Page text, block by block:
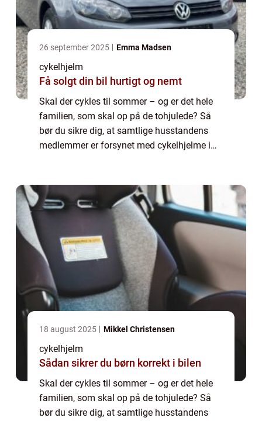
26 september 2025 Emma Madsen
cykelhjelm
Få solgt din bil hurtigt og nemt
Skal der cykles til sommer – og er det hele
familien, som skal op på de tohjulede? Så
bør du sikre dig, at samtlige husstandens
medlemmer er forsynet med cykelhjelme i
18 august 2025 Mikkel Christensen
cykelhjelm
Sådan sikrer du børn korrekt i bilen
Skal der cykles til sommer – og er det hele
familien, som skal op på de tohjulede? Så
bør du sikre dig, at samtlige husstandens